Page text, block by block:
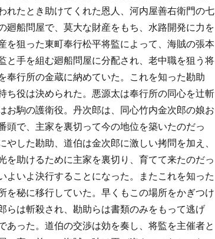
れたとき助けてくれた恩人、河内屋善右衛門の七
廻船問屋で、莫大な財産をもち、水路開発に力を
を狙った東町奉行松平将監によって、海賊の張本
と手を組む廻船問屋に分配され、老中職を狙う将
奉行所の金蔵に納めていた。これを知った勘助
ち役は決められた。悪源太は奉行所の同心を辻斬
お駒の護衛役。丹次郎は、同心竹内金次郎の娘お
で、主家を裏切って今の地位を築いたのだっ
した勘助、道伯は金次郎に激しい拷問を加え、
助けるために主家を裏切り、育てて来たのだっ
いよ決行することになった。またこれを知った
を秘に移行していた。早くもこの場所をかぎつけ
らは斬殺され、勘助らは書類のみをもって逃げ
った。道伯の交渉は効を奏し、将監を主催者と